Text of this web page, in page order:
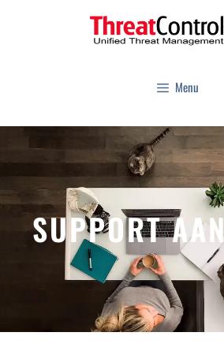
Menu
SUPPORT